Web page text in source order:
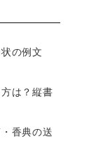
の例文
は？縦書
香典の送